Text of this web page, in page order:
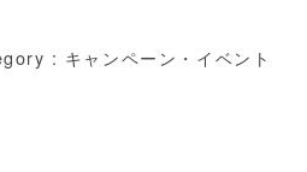
: キャンペーン・イベント